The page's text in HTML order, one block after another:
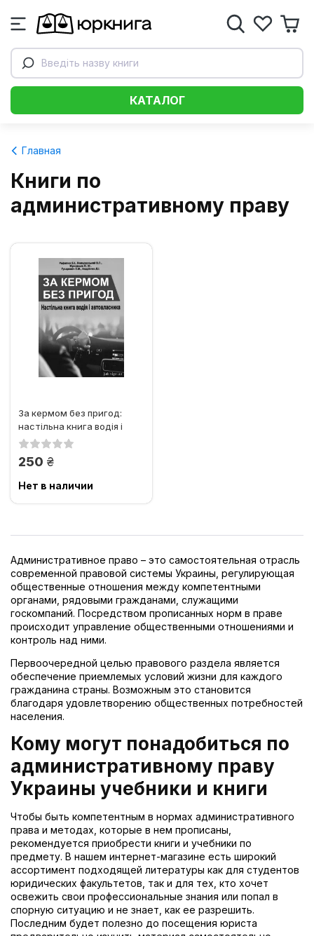
Введіть назву книги
КАТАЛОГ
Главная
Книги по
административному праву
За кермом без пригод:
настільна книга водія і
автовласника
250 грн.
Нет в наличии
Административное право – это самостоятельная отрасль
современной правовой системы Украины, регулирующая
общественные отношения между компетентными
органами, рядовыми гражданами, служащими
госкомпаний. Посредством прописанных норм в праве
происходит управление общественными отношениями и
контроль над ними.
Первоочередной целью правового раздела является
обеспечение приемлемых условий жизни для каждого
гражданина страны. Возможным это становится
благодаря удовлетворению общественных потребностей
населения.
Кому могут понадобиться по
административному праву
Украины учебники и книги
Чтобы быть компетентным в нормах административного
права и методах, которые в нем прописаны,
рекомендуется приобрести книги и учебники по
предмету. В нашем интернет-магазине есть широкий
ассортимент подходящей литературы как для студентов
юридических факультетов, так и для тех, кто хочет
освежить свои профессиональные знания или попал в
спорную ситуацию и не знает, как ее разрешить.
Последним будет полезно до посещения юриста